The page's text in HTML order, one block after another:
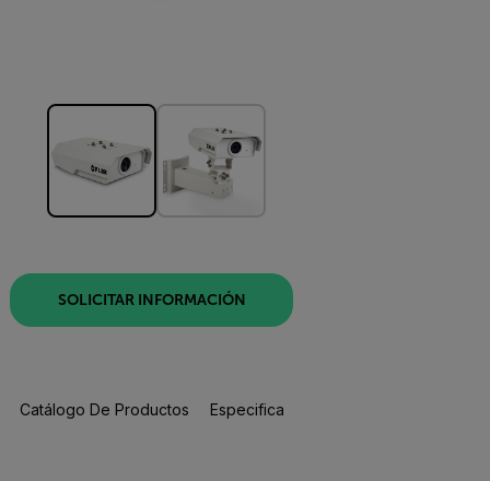
SOLICITAR INFORMACIÓN
Catálogo De Productos Especificaciones